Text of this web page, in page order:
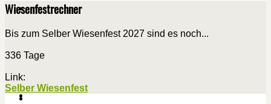
Wiesenfestrechner
Bis zum Selber Wiesenfest 2027 sind es noch...
336 Tage
Link:
Selber Wiesenfest